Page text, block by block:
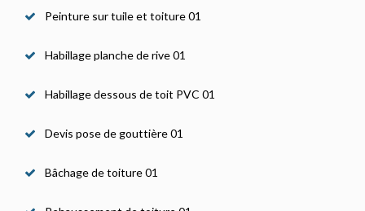
Peinture sur tuile et toiture 01
Habillage planche de rive 01
Habillage dessous de toit PVC 01
Devis pose de gouttière 01
Bâchage de toiture 01